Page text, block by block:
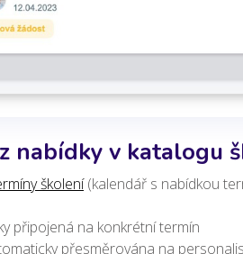
nabídky v katalogu
školení(kalendář s nabídkou
připojená na konkrétní termín
přesměrována na